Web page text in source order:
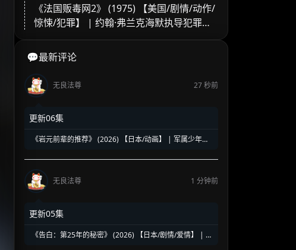
《法国贩毒网2》 (1975) 【美国/剧情/动作/
惊悚/犯罪】 | 约翰·弗兰克海默执导犯罪续
💬最新评论
无良法尊 27 秒前
更新06集
《岩元前辈的推荐》 (2026) 【日本/动画】 | 军属少年的
无良法尊 1 分钟前
更新05集
《告白：第25年的秘密》 (2026) 【日本/剧情/爱情】 | 松